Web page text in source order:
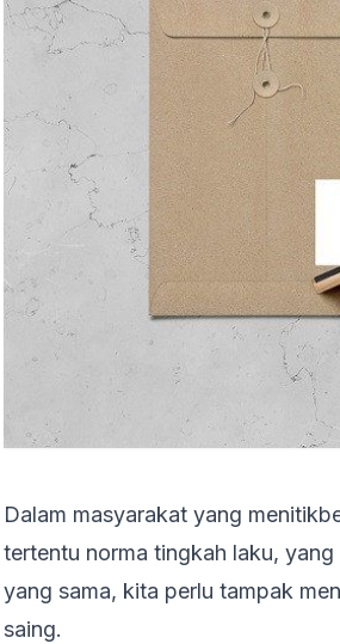
Dalam masyarakat yang
tertentu norma tingkah laku,
yang sama, kita perlu tampak
saing.